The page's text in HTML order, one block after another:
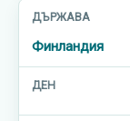
Финландия